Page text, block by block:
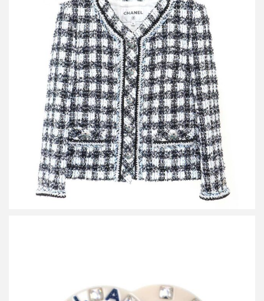
シャネル 23AW ココマークボタン ノーカラーツイードジャケット
P74461V66061
買取金額216,000円
詳しく見る